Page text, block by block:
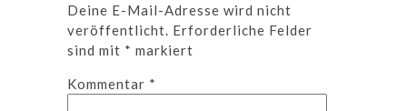
Deine E-Mail-Adresse wird nicht
veröffentlicht. Erforderliche Felder
sind mit * markiert
Kommentar *